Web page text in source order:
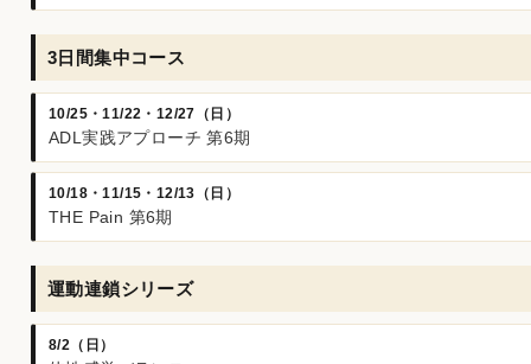
3日間集中コース
10/25・11/22・12/27（日）
ADL実践アプローチ 第6期
10/18・11/15・12/13（日）
THE Pain 第6期
運動連鎖シリーズ
8/2（日）